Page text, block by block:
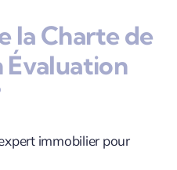
la Charte de
Évaluation
immobilier pour